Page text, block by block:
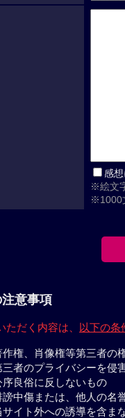
感
※絵文
※1000
意事項
ただく内容は、 以下の条
作権、肖像権等第三者の
三者のプライバシーを侵
序良俗に反しないもの
謗中傷または、他人の名
サイト外への誘導を含ま